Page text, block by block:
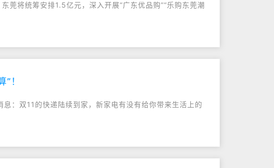
将统筹安排1.5亿元，深入开展“广东优品购”“乐购东莞潮
！
：双11的快递陆续到家，新家电有没有给你带来生活上的